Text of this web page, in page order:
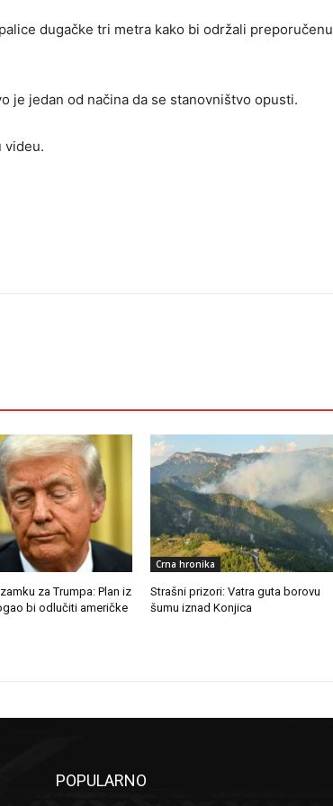
dugačke tri metra kako bi održali preporučenu
je jedan od načina da se stanovništvo opusti.
videu.
za Trumpa: Plan iz
bi odlučiti američke
Crna hronika
Strašni prizori: Vatra guta borovu
šumu iznad Konjica
POPULARNO